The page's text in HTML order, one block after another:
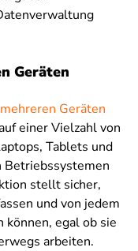
Geräten
Geräten
einer Vielzahl von
Tablets und
Betriebssystemen
stellt sicher,
und von jedem
können, egal ob sie
arbeiten.